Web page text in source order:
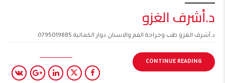
د.أشرف الغزو
د.أشرف الغزو طب وجراحة الفم والاسنان دوار الكمالية 0795019885
CONTINUE READING